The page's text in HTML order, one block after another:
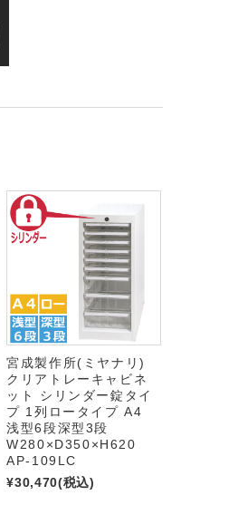
宮成製作所(ミヤナリ)
クリアトレーキャビネ
ット シリンダー錠タイ
プ 1列ロータイプ A4
浅型6段深型3段
W280×D350×H620
AP-109LC
¥30,470(税込)